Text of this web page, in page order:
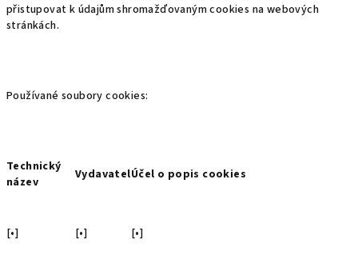
přistupovat k údajům shromažďovaným cookies na webových
stránkách.
Používané soubory cookies:
Technický
název
VydavatelÚčel o popis cookies
[•] [•] [•]